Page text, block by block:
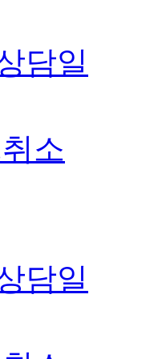
담일
소
담일